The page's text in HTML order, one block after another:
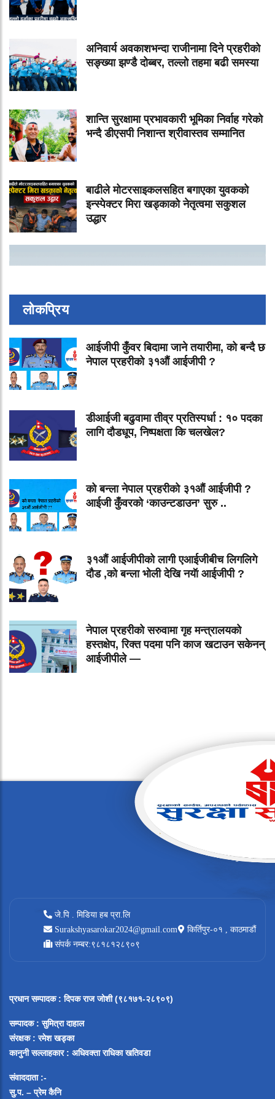
अनिवार्य अवकाशभन्दा राजीनामा दिने प्रहरीको
सङ्ख्या झण्डै दोब्बर, तल्लो तहमा बढी समस्या
शान्ति सुरक्षामा प्रभावकारी भूमिका निर्वाह गरेको
भन्दै डीएसपी निशान्त श्रीवास्तव सम्मानित
बाढीले मोटरसाइकलसहित बगाएका युवकको
इन्स्पेक्टर मिरा खड्काको नेतृत्वमा सकुशल
उद्धार
लोकप्रिय
आईजीपी कुँवर बिदामा जाने तयारीमा, को बन्दै छ
नेपाल प्रहरीको ३१औं आईजीपी ?
डीआईजी बढुवामा तीव्र प्रतिस्पर्धा : १० पदका
लागि दौडधूप, निष्पक्षता कि चलखेल?
को बन्ला नेपाल प्रहरीको ३१औं आईजीपी ?
आईजी कुँवरको ‘काउन्टडाउन’ सुरु ..
३१औं आईजीपीको लागी एआईजीबीच लिगलिगे
दौड ,को बन्ला भोली देखि नयॅा आईजीपी ?
नेपाल प्रहरीको सरुवामा गृह मन्त्रालयको
हस्तक्षेप, रिक्त पदमा पनि काज खटाउन सकेनन्
आईजीपीले —
जे.पि . मिडिया हब प्रा.लि
Surakshyasarokar2024@gmail.com
किर्तिपुर-०१ , काठमाडौं
संपर्क नम्बर:९८१८१२८९०९
प्रधान सम्पादक: दिपक राज जोशी (९८१७१-२८९०९)
सम्पादक : सुमित्रा दाहाल
संरक्षक : रमेश खड्का
कानुनी सल्लाहकार : अधिवक्ता राधिका खतिवडा
संवाददाता :-
सु.प. – प्रेम कैनि